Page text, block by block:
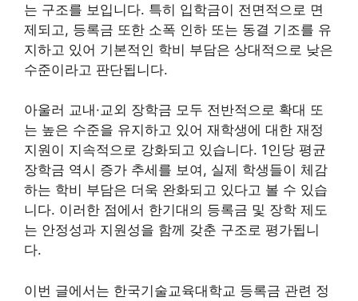
는 구조를 보입니다. 특히 입학금이 전면적으로 면
제되고, 등록금 또한 소폭 인하 또는 동결 기조를 유
지하고 있어 기본적인 학비 부담은 상대적으로 낮은
수준이라고 판단됩니다.
아울러 교내·교외 장학금 모두 전반적으로 확대 또
는 높은 수준을 유지하고 있어 재학생에 대한 재정
지원이 지속적으로 강화되고 있습니다. 1인당 평균
장학금 역시 증가 추세를 보여, 실제 학생들이 체감
하는 학비 부담은 더욱 완화되고 있다고 볼 수 있습
니다. 이러한 점에서 한기대의 등록금 및 장학 제도
는 안정성과 지원성을 함께 갖춘 구조로 평가됩니
다.
이번 글에서는 한국기술교육대학교 등록금 관련 정